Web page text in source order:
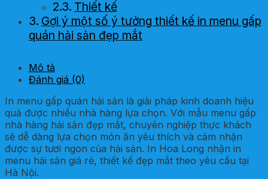
Thiết kế
Gợi ý một số ý tưởng thiết kế in menu gấp
quán hải sản đẹp mắt
Mô tả
Đánh giá (0)
In menu gấp quán hải sản là giải pháp kinh doanh hiệu
quả được nhiều nhà hàng lựa chọn. Với mẫu menu gấp
nhà hàng hải sản đẹp mắt, chuyên nghiệp thực khách
sẽ dễ dàng lựa chọn món ăn yêu thích và cảm nhận
được sự tươi ngon của hải sản. In Hoa Long nhận in
menu hải sản giá rẻ, thiết kế đẹp mắt theo yêu cầu tại
Hà Nội.